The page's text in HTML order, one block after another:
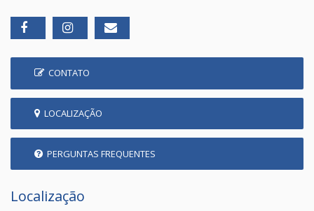
CONTATO
LOCALIZAÇÃO
PERGUNTAS FREQUENTES
Localização